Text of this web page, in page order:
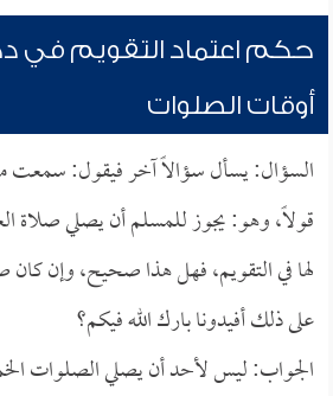
حكم اعتماد التقويم في
أوقات الصلوات
السؤال: يسأل سؤالاً آخر فيقول:
قولاً، وهو: يجوز للمسلم أن يصلي صلاة
لها في التقويم، فهل هذا صحيح، وإن كان
على ذلك أفيدونا بارك الله فيكم؟
الجواب: ليس لأحد أن يصلي الصلوات